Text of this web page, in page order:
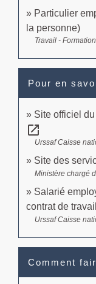
Particulier
la personne)
Travail - Formation
Pour en
Site officiel
open_in_new
Urssaf Caisse
Site des
Ministère chargé
Salarié
contrat de travail
Urssaf Caisse
Comment